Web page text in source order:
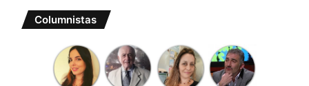
Columnistas